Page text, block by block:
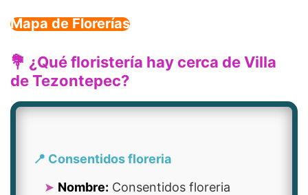
Mapa de Florerías
💐 ¿Qué floristería hay cerca de Villa
de Tezontepec?
📍 Consentidos floreria
Nombre: Consentidos floreria